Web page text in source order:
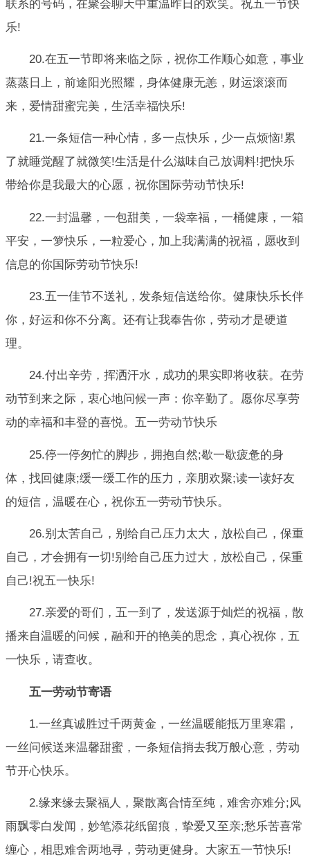
联系的号码，在聚会聊天中重温昨日的欢笑。祝五一节快
乐!
20.在五一节即将来临之际，祝你工作顺心如意，事业
蒸蒸日上，前途阳光照耀，身体健康无恙，财运滚滚而
来，爱情甜蜜完美，生活幸福快乐!
21.一条短信一种心情，多一点快乐，少一点烦恼!累
了就睡觉醒了就微笑!生活是什么滋味自己放调料!把快乐
带给你是我最大的心愿，祝你国际劳动节快乐!
22.一封温馨，一包甜美，一袋幸福，一桶健康，一箱
平安，一箩快乐，一粒爱心，加上我满满的祝福，愿收到
信息的你国际劳动节快乐!
23.五一佳节不送礼，发条短信送给你。健康快乐长伴
你，好运和你不分离。还有让我奉告你，劳动才是硬道
理。
24.付出辛劳，挥洒汗水，成功的果实即将收获。在劳
动节到来之际，衷心地问候一声：你辛勤了。愿你尽享劳
动的幸福和丰登的喜悦。五一劳动节快乐
25.停一停匆忙的脚步，拥抱自然;歇一歇疲惫的身
体，找回健康;缓一缓工作的压力，亲朋欢聚;读一读好友
的短信，温暖在心，祝你五一劳动节快乐。
26.别太苦自己，别给自己压力太大，放松自己，保重
自己，才会拥有一切!别给自己压力过大，放松自己，保重
自己!祝五一快乐!
27.亲爱的哥们，五一到了，发送源于灿烂的祝福，散
播来自温暖的问候，融和开的艳美的思念，真心祝你，五
一快乐，请查收。
五一劳动节寄语
1.一丝真诚胜过千两黄金，一丝温暖能抵万里寒霜，
一丝问候送来温馨甜蜜，一条短信捎去我万般心意，劳动
节开心快乐。
2.缘来缘去聚福人，聚散离合情至纯，难舍亦难分;风
雨飘零白发闻，妙笔添花纸留痕，挚爱又至亲;愁乐苦喜常
缠心，相思难舍两地寻，劳动更健身。大家五一节快乐!